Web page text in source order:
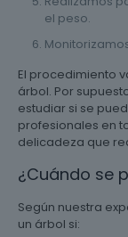
el peso.
El procedimiento
árbol. Por
estudiar si se
profesionales en
delicadeza que
¿Cuándo se
Según nuestra
un árbol si: